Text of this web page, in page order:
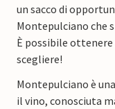
un sacco di
Montepulciano che
È possibile ottenere
scegliere!
Montepulciano è
il vino, conosciuta